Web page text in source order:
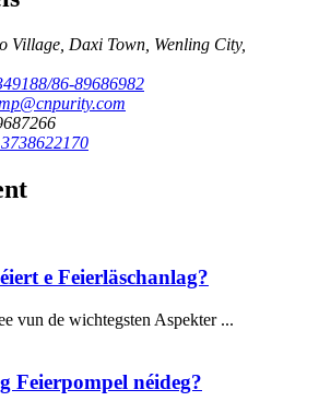
Village, Daxi Town, Wenling City,
86-89686982
e Feierläschanlag?
vun de wichtegsten Aspekter ...
Feierpompel néideg?